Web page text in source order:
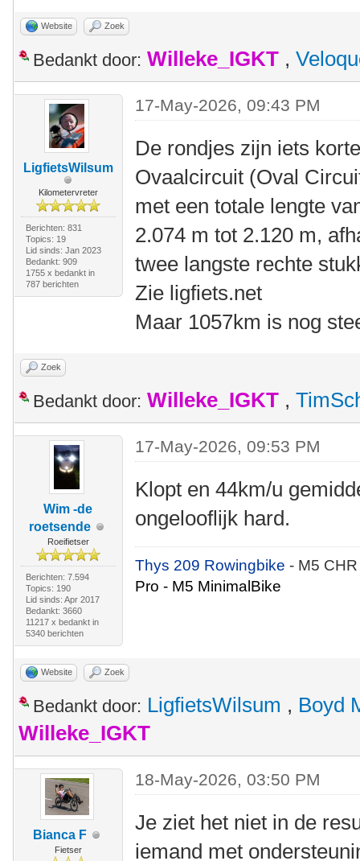
Website Zoek
Bedankt door: Willeke_IGKT ,
LigfietsWilsum
Kilometervreter
Berichten: 831
Topics: 19
Lid sinds: Jan 2023
Bedankt: 909
1755 x bedankt in
787 berichten
17-May-2026, 09:43 PM
De rondjes zijn iets
Ovaalcircuit (Oval
met een totale lengte
2.074 m tot 2.120 m,
twee langste rechte
Zie ligfiets.net
Maar 1057km is nog
Zoek
Bedankt door: Willeke_IGKT ,
Wim -de
roetsende
Roeifietser
Berichten: 7.594
Topics: 190
Lid sinds: Apr 2017
Bedankt: 3660
11217 x bedankt in
5340 berichten
17-May-2026, 09:53 PM
Klopt en 44km/u
ongelooflijk hard.
Thys 209 Rowingbike- M5
Pro - M5 MinimalBike
Website Zoek
Bedankt door: LigfietsWilsum , Boyd
Willeke_IGKT
Bianca F
Fietser
18-May-2026, 03:50 PM
Je ziet het niet in de
iemand met